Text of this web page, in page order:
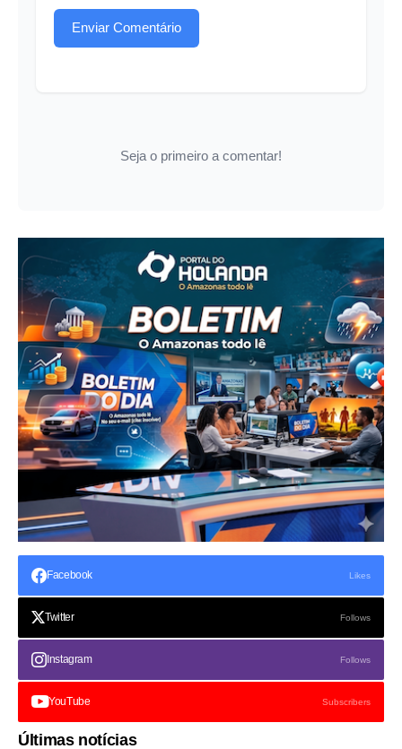
Enviar Comentário
Seja o primeiro a comentar!
Facebook Likes
Twitter Follows
Instagram Follows
YouTube Subscribers
Últimas notícias